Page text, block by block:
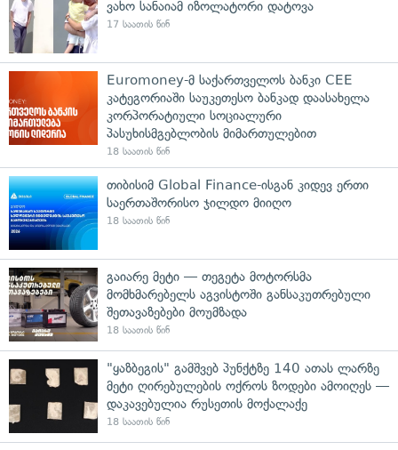
ვახო სანაიამ იზოლატორი დატოვა
17 საათის წინ
Euromoney-მ საქართველოს ბანკი CEE
კატეგორიაში საუკეთესო ბანკად დაასახელა
კორპორატიული სოციალური
პასუხისმგებლობის მიმართულებით
18 საათის წინ
თიბისიმ Global Finance-ისგან კიდევ ერთი
საერთაშორისო ჯილდო მიიღო
18 საათის წინ
გაიარე მეტი — თეგეტა მოტორსმა
მომხმარებელს აგვისტოში განსაკუთრებული
შეთავაზებები მოუმზადა
18 საათის წინ
"ყაზბეგის" გამშვებ პუნქტზე 140 ათას ლარზე
მეტი ღირებულების ოქროს ზოდები ამოიღეს —
დაკავებულია რუსეთის მოქალაქე
18 საათის წინ